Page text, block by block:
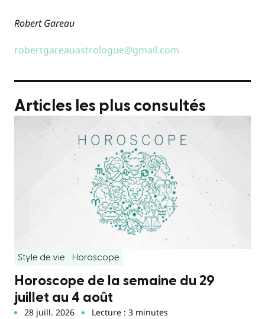
Robert Gareau
robertgareauastrologue@gmail.com
Articles les plus consultés
Style de vie Horoscope
Horoscope de la semaine du 29
juillet au 4 août
28 juill. 2026 Lecture : 3 minutes